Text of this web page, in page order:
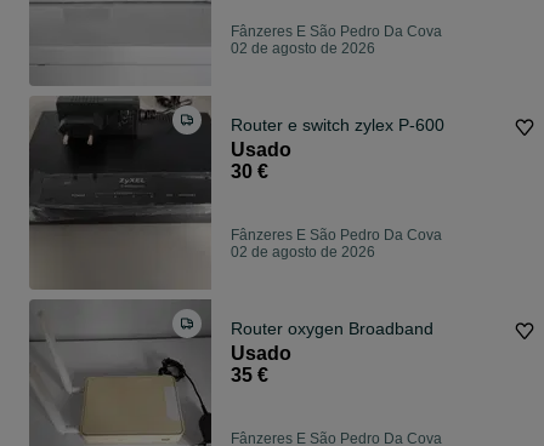
Fânzeres E São Pedro Da Cova
02 de agosto de 2026
Router e switch zylex P-600
Usado
30 €
Fânzeres E São Pedro Da Cova
02 de agosto de 2026
Router oxygen Broadband
Usado
35 €
Fânzeres E São Pedro Da Cova